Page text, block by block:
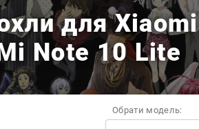
для Xiaomi
Note 10 Lite
Обрати модель: